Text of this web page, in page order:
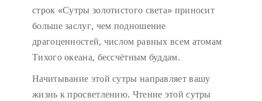
строк «Сутры золотистого света» приносит
больше заслуг, чем подношение
драгоценностей, числом равных всем атомам
Тихого океана, бессчётным буддам.
Начитывание этой сутры направляет вашу
жизнь к просветлению. Чтение этой сутры